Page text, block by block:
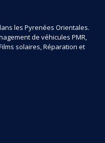
les Pyrenées Orientales.
de véhicules PMR,
solaires, Réparation et